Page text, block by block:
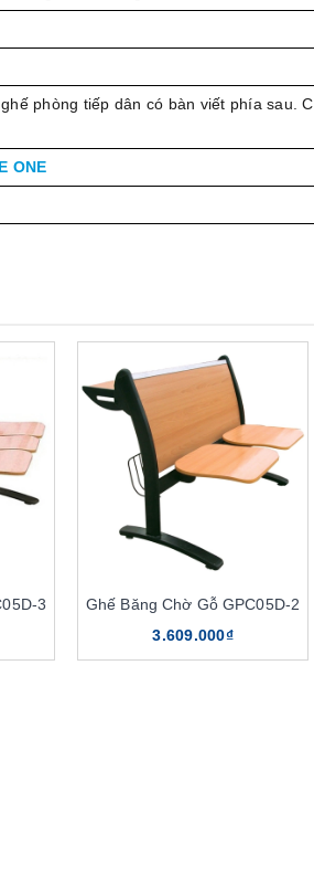
phòng tiếp dân có bàn viết phía sau.
ONE
3
Ghế Băng Chờ Gỗ GPC05D-2
3.609.000₫